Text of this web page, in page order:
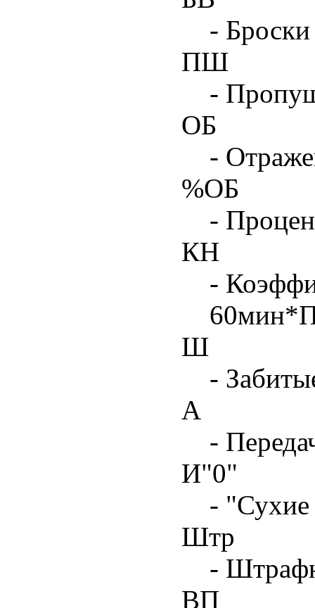
-
ПШ
-
ОБ
-
%ОБ
-
КН
-
Ш
-
А
-
И"0"
-
Штр
-
ВП